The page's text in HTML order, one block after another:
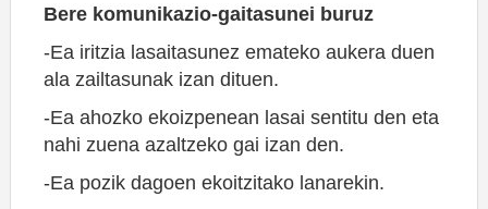
Bere komunikazio-gaitasunei buruz
-Ea iritzia lasaitasunez emateko aukera duen
ala zailtasunak izan dituen.
-Ea ahozko ekoizpenean lasai sentitu den eta
nahi zuena azaltzeko gai izan den.
-Ea pozik dagoen ekoitzitako lanarekin.